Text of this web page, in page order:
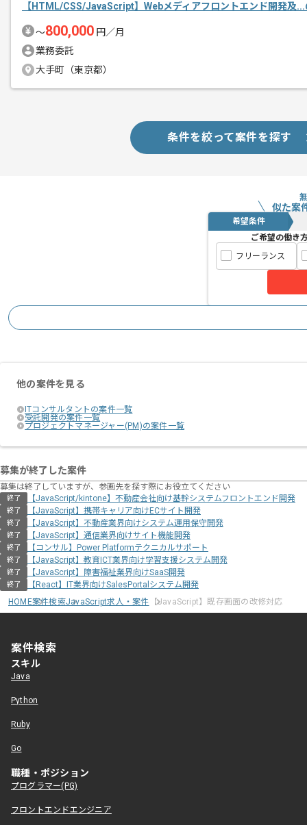
【HTML/CSS/JavaScript】Webメディアフロントエンド開発及
〜800,000 円／月
業務委託
大手町（東京都）
条件を絞って案件を探す
似た案
希望条件
ご希望の働き
フリーランス
他の案件を見る
ITコンサルタントの案件一覧
受託開発の案件一覧
プロジェクトマネージャー(PM)の案件一覧
募集が終了した案件
募集は終了していますが、参画先を探す際にお役立てください
終了 【JavaScript/kintone】不動産会社向け基幹システムフロントエンド開発
終了 【JavaScript】携帯キャリア向けECサイト開発
終了 【JavaScript】不動産業界向けシステム運用保守開発
終了 【JavaScript】通信業界向けサイト機能開発
終了 【コンサル】Power Platformテクニカルサポート
終了 【JavaScript】教育ICT業界向け学習支援システム開発
終了 【JavaScript】障害福祉業界向けSaaS開発
終了
【React】IT業界向けSalesPortalシステム開発
HOME案件検索JavaScript求人・案件 【JavaScript】既存画面の改修対応
案件検索
スキル
Java
Python
Ruby
Go
職種・ポジション
プログラマー(PG)
フロントエンドエンジニア